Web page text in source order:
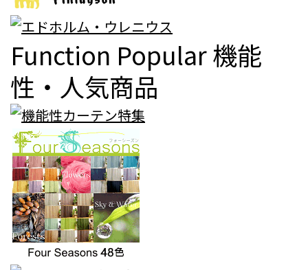
Function Popular機能
性・人気商品